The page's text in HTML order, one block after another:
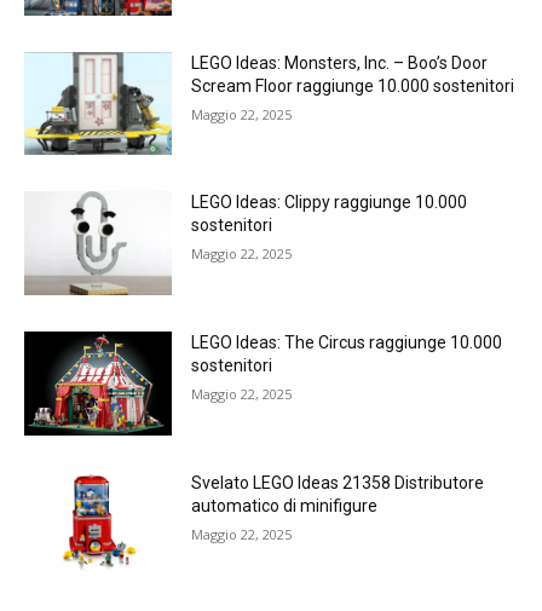
LEGO Ideas: Monsters, Inc. – Boo’s Door
Scream Floor raggiunge 10.000 sostenitori
Maggio 22, 2025
LEGO Ideas: Clippy raggiunge 10.000
sostenitori
Maggio 22, 2025
LEGO Ideas: The Circus raggiunge 10.000
sostenitori
Maggio 22, 2025
Svelato LEGO Ideas 21358 Distributore
automatico di minifigure
Maggio 22, 2025